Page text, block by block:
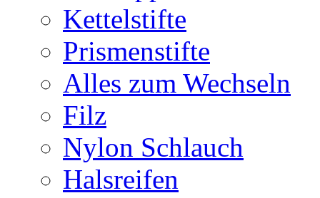
Kettelstifte
Prismenstifte
Alles zum Wechseln
Filz
Nylon Schlauch
Halsreifen